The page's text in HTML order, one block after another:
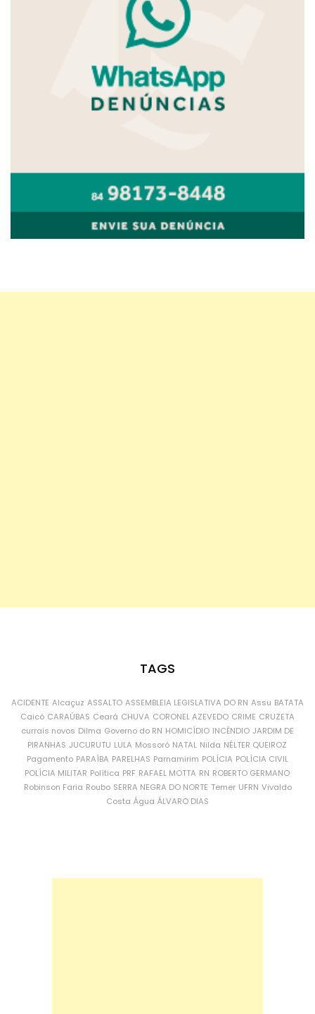
TAGS
ACIDENTE Alcaçuz ASSALTO ASSEMBLEIA LEGISLATIVA DO RN Assu BATATA
Caicó CARAÚBAS Ceará CHUVA CORONEL AZEVEDO CRIME CRUZETA
currais novos Dilma Governo do RN HOMICÍDIO INCÊNDIO JARDIM DE
PIRANHAS JUCURUTU LULA Mossoró NATAL Nilda NÉLTER QUEIROZ
Pagamento PARAÍBA PARELHAS Parnamirim POLÍCIA POLÍCIA CIVIL
POLÍCIA MILITAR Política PRF RAFAEL MOTTA RN ROBERTO GERMANO
Robinson Faria Roubo SERRA NEGRA DO NORTE Temer UFRN Vivaldo
Costa Água ÁLVARO DIAS